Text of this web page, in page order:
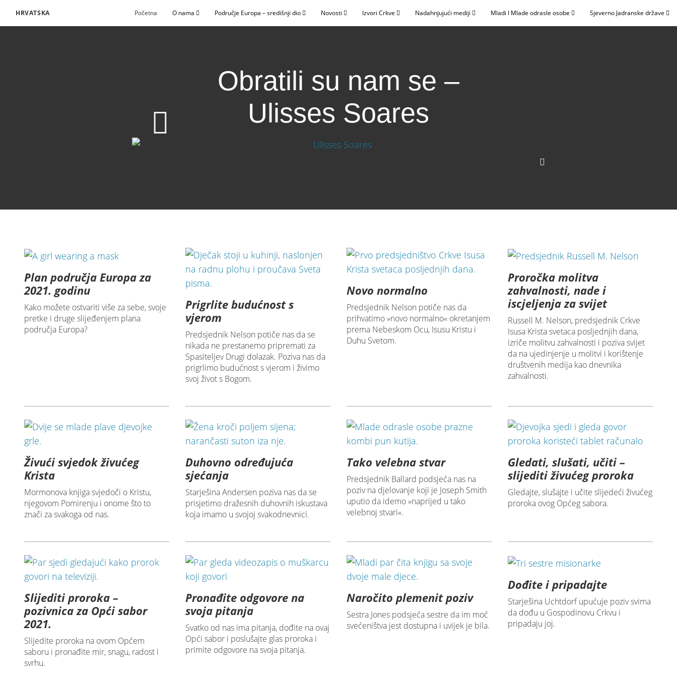
HRVATSKA Početna O nama Područje Europa – središnji dio Novosti Izvori Crkve Nadahnjujući mediji Mladi I Mlade odrasle osobe Sjeverno Jadranske države
Obratili su nam se –
Ulisses Soares
Plan područja Europa za
2021. godinu
Kako možete ostvariti više za sebe, svoje
pretke i druge slijeđenjem plana
područja Europa?
Prigrlite budućnost s
vjerom
Predsjednik Nelson potiče nas da se
nikada ne prestanemo pripremati za
Spasiteljev Drugi dolazak. Poziva nas da
prigrlimo budućnost s vjerom i živimo
svoj život s Bogom.
Novo normalno
Predsjednik Nelson potiče nas da
prihvatimo »novo normalno« okretanjem
prema Nebeskom Ocu, Isusu Kristu i
Duhu Svetom.
Proročka molitva
zahvalnosti, nade i
iscjeljenja za svijet
Russell M. Nelson, predsjednik Crkve
Isusa Krista svetaca posljednjih dana,
izriče molitvu zahvalnosti i poziva svijet
da na ujedinjenje u molitvi i korištenje
društvenih medija kao dnevnika
zahvalnosti.
Živući svjedok živućeg
Krista
Mormonova knjiga svjedoči o Kristu,
njegovom Pomirenju i onome što to
znači za svakoga od nas.
Duhovno određujuća
sjećanja
Starješina Andersen poziva nas da se
prisjetimo dražesnih duhovnih iskustava
koja imamo u svojoj svakodnevnici.
Tako velebna stvar
Predsjednik Ballard podsjeća nas na
poziv na djelovanje koji je Joseph Smith
uputio da idemo »naprijed u tako
velebnoj stvari«.
Gledati, slušati, učiti –
slijediti živućeg proroka
Gledajte, slušajte i učite slijedeći živućeg
proroka ovog Općeg sabora.
Slijediti proroka –
pozivnica za Opći sabor
2021.
Slijedite proroka na ovom Općem
saboru i pronađite mir, snagu, radost i
svrhu.
Pronađite odgovore na
svoja pitanja
Svatko od nas ima pitanja, dođite na ovaj
Opći sabor i poslušajte glas proroka i
primite odgovore na svoja pitanja.
Naročito plemenit poziv
Sestra Jones podsjeća sestre da im moć
svećeništva jest dostupna i uvijek je bila.
Dođite i pripadajte
Starješina Uchtdorf upućuje poziv svima
da dođu u Gospodinovu Crkvu i
pripadaju joj.